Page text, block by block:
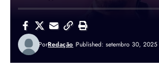
PorRedação Published: setembro 30, 2025